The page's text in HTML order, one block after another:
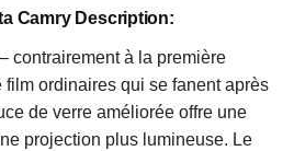
Camry Description:
contrairement à la première
ordinaires qui se fanent après
de verre améliorée offre une
projection plus lumineuse. Le